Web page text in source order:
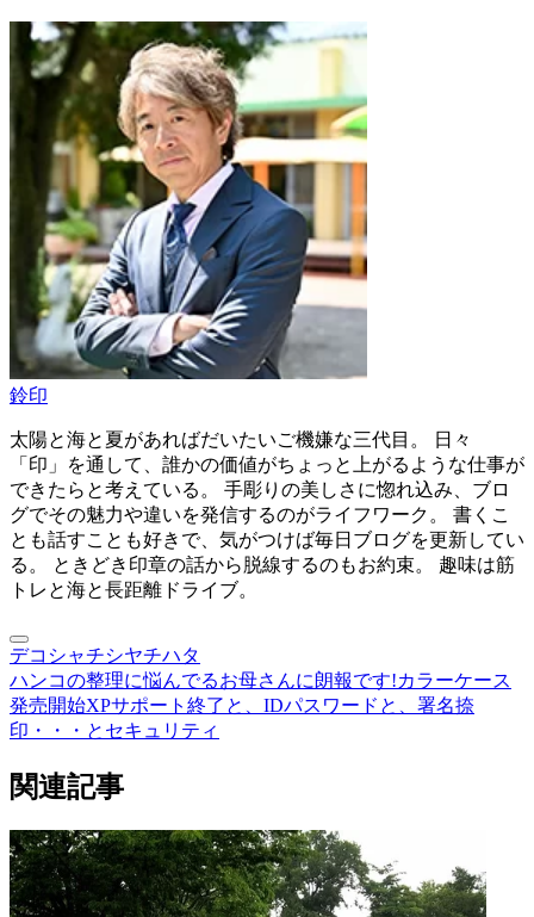
鈴印
太陽と海と夏があればだいたいご機嫌な三代目。 日々
「印」を通して、誰かの価値がちょっと上がるような仕事が
できたらと考えている。 手彫りの美しさに惚れ込み、ブロ
グでその魅力や違いを発信するのがライフワーク。 書くこ
とも話すことも好きで、気がつけば毎日ブログを更新してい
る。 ときどき印章の話から脱線するのもお約束。 趣味は筋
トレと海と長距離ドライブ。
デコシャチシヤチハタ
ハンコの整理に悩んでるお母さんに朗報です!カラーケース
発売開始XPサポート終了と、IDパスワードと、署名捺
印・・・とセキュリティ
関連記事